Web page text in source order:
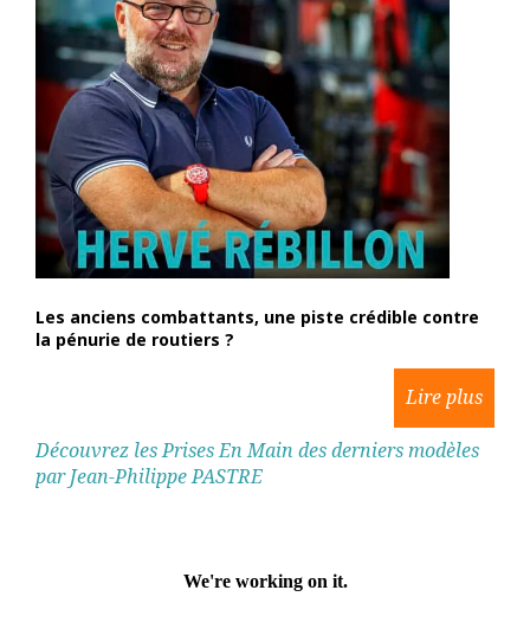
Les anciens combattants, une piste crédible contre
la pénurie de routiers ?
Découvrez les Prises En Main des derniers modèles
par Jean-Philippe PASTRE